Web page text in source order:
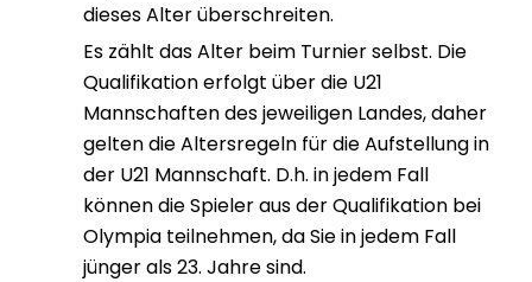
dieses Alter überschreiten.
Es zählt das Alter beim Turnier selbst. Die
Qualifikation erfolgt über die U21
Mannschaften des jeweiligen Landes, daher
gelten die Altersregeln für die Aufstellung in
der U21 Mannschaft. D.h. in jedem Fall
können die Spieler aus der Qualifikation bei
Olympia teilnehmen, da Sie in jedem Fall
jünger als 23. Jahre sind.